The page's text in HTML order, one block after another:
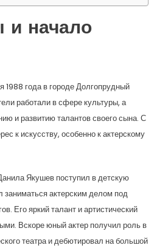
и начало
года в городе Долгопрудный
работали в сфере культуры, а
и развитию талантов своего сына. С
к искусству, особенно к актерскому
Якушев поступил в детскую
заниматься актерским делом под
Его яркий талант и артистический
Вскоре юный актер получил роль в
театра и дебютировал на большой